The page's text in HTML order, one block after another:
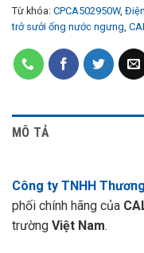
Từ khóa: CPCA502950W,
trở sưởi ống nước ngưng
MÔ TẢ
Công ty TNHH
phối chính hãng của
trường Việt Nam.